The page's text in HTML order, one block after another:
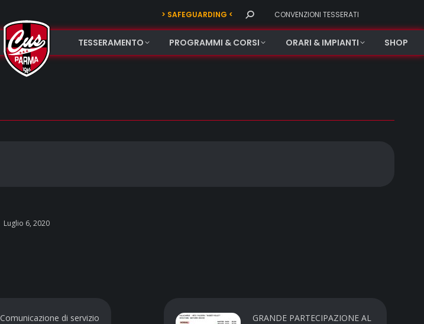
> SAFEGUARDING < Search: CONVENZIONI TESSERATI
TESSERAMENTO PROGRAMMI & CORSI ORARI & IMPIANTI SHOP
Luglio 6, 2020
Comunicazione di servizio
GRANDE PARTECIPAZIONE AL